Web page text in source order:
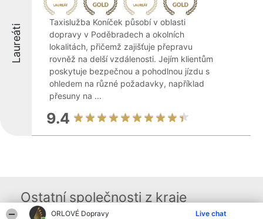
ORLOVÉ Dopravy Live chat
Laureáti
Taxislužba Koníček působí v oblasti
dopravy v Poděbradech a okolních
lokalitách, přičemž zajišťuje přepravu
rovněž na delší vzdálenosti. Jejím klientům
poskytuje bezpečnou a pohodlnou jízdu s
ohledem na různé požadavky, například
přesuny na ...
9.4
Ostatní společnosti z kraje